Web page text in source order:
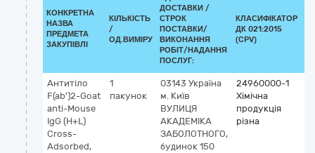
КОНКРЕТНА
НАЗВА
ПРЕДМЕТА
ЗАКУПІВЛІ
КІЛЬКІСТЬ
/
ОД.ВИМІРУ
ДОСТАВКИ /
СТРОК
ПОСТАВКИ/
ВИКОНАННЯ
РОБІТ/НАДАННЯ
ПОСЛУГ:
КЛАСИФІКАТОР
ДК 021:2015
(CPV)
Антитіло
F(ab')2-Goat
anti-Mouse
IgG (H+L)
Cross-
Adsorbed,
1
пакунок
03143 Україна
м. Київ
ВУЛИЦЯ
АКАДЕМІКА
ЗАБОЛОТНОГО,
будинок 150
24960000-1
Хімічна
продукція
різна